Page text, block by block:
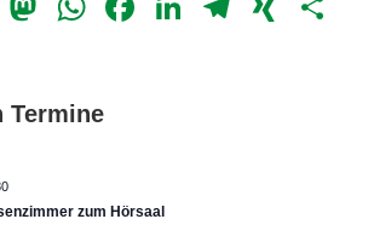
Termine
zum Hörsaal